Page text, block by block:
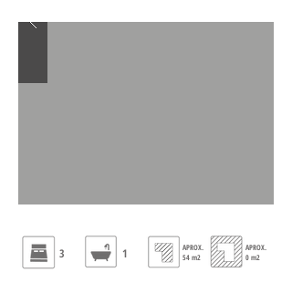
APROX.
0 m2
APROX.
54 m2
1
3